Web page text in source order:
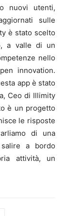
nuovi utenti,
sulle
è stato scelto
a valle di un
nello
innovation.
app è stato
Ceo di Illimity
è un progetto
le risposte
di una
a bordo
attività, un